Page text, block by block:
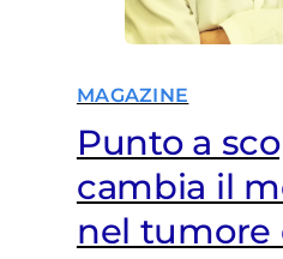
MAGAZINE
Punto a
cambia il
nel tumore